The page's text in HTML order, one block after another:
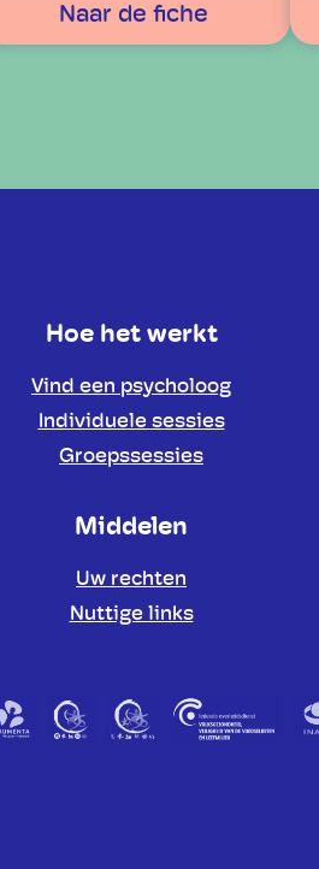
Naar de fiche
Hoe het werkt
Vind een psycholoog
Individuele sessies
Groepssessies
Middelen
Uw rechten
Nuttige links